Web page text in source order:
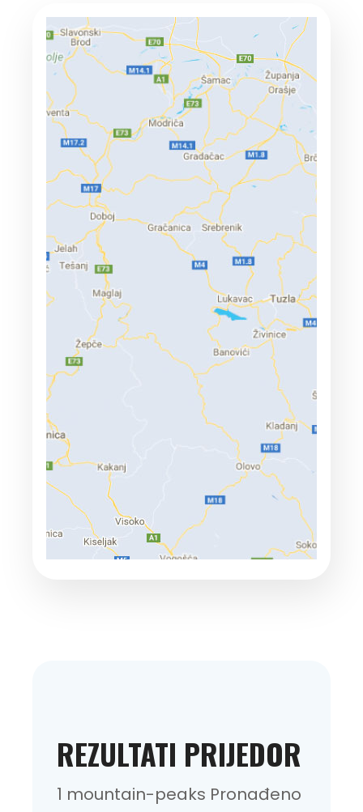
REZULTATI PRIJEDOR
1 mountain-peaks Pronađeno